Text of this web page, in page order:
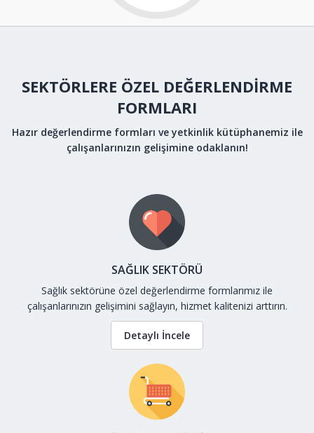
SEKTÖRLERE ÖZEL DEĞERLENDİRME
FORMLARI
Hazır değerlendirme formları ve yetkinlik kütüphanemiz ile
çalışanlarınızın gelişimine odaklanın!
SAĞLIK SEKTÖRÜ
Sağlık sektörüne özel değerlendirme formlarımız ile
çalışanlarınızın gelişimini sağlayın, hizmet kalitenizi arttırın.
Detaylı İncele